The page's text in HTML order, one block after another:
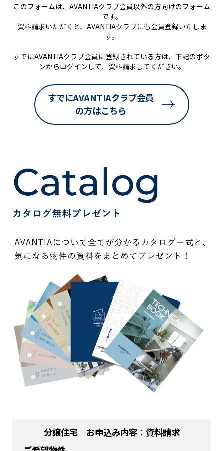
このフォームは、AVANTIAクラブ会員以外の方向けのフォーム
です。
資料請求いただくと、AVANTIAクラブにも会員登録いたしま
す。
すでにAVANTIAクラブ会員に登録されている方は、下記のボタ
ンからログインして、資料請求してください。
すでにAVANTIAクラブ会員
の方はこちら
分譲住宅 お申込み内容：資料請求